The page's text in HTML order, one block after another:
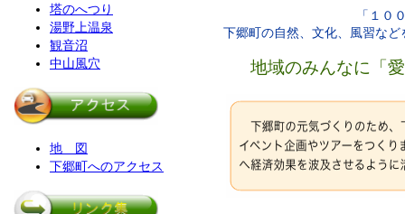
「１０
下郷町の自然、文化、風習な
地域のみんなに「
塔のへつり
湯野上温泉
観音沼
中山風穴
地 図
下郷町へのアクセス